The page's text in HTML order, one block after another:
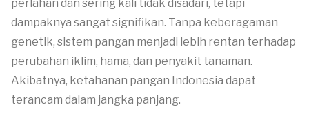
perlahan dan sering kali tidak disadari, tetapi
dampaknya sangat signifikan. Tanpa keberagaman
genetik, sistem pangan menjadi lebih rentan terhadap
perubahan iklim, hama, dan penyakit tanaman.
Akibatnya, ketahanan pangan Indonesia dapat
terancam dalam jangka panjang.